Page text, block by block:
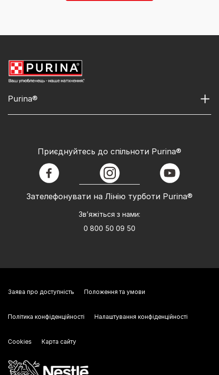
Purina®
Зателефонувати на Лінію турботи Purina®
Зв’яжіться з нами:
0 800 50 09 50
Приєднуйтесь до спільноти Purina®
facebook instagram youtube
Заява про доступність Положення та умови
Політика конфіденційності Налаштування конфіденційності
Cookies Карта сайту